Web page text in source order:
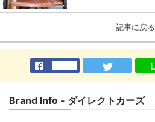
記事に戻る
Brand Info - ダイレクトカーズ